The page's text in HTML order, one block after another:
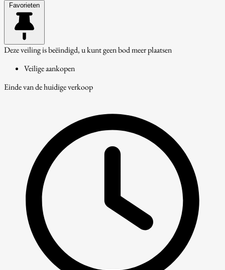
Favorieten
Deze veiling is beëindigd, u kunt geen bod meer plaatsen
Veilige aankopen
Einde van de huidige verkoop